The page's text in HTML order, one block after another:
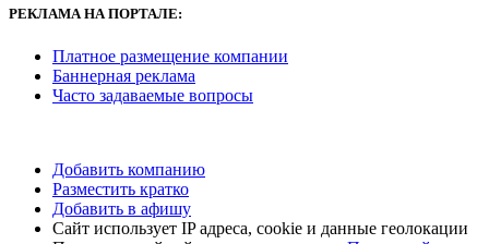
РЕКЛАМАНА ПОРТАЛЕ:
Платное размещение компании
Баннерная реклама
Часто задаваемые вопросы
Добавить компанию
Разместить кратко
Добавить в афишу
Сайт использует IP адреса, cookie и данные геолокации